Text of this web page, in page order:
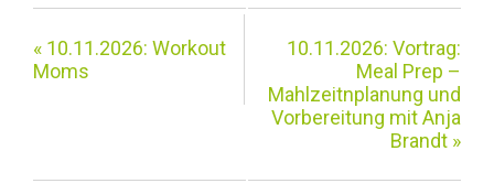
« 10.11.2026: Workout
Moms
10.11.2026: Vortrag:
Meal Prep –
Mahlzeitnplanung und
Vorbereitung mit Anja
Brandt »